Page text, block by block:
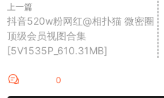
上一篇
抖音520w粉网红@相扑猫 微密圈
顶级会员视图合集
[5V1535P_610.31MB]
0